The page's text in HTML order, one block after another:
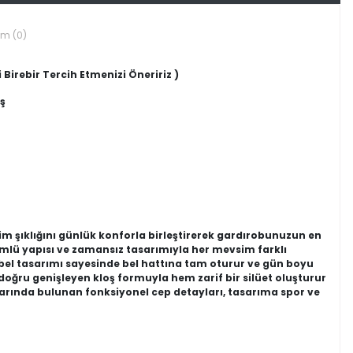
(0)
Birebir Tercih Etmenizi Öneririz )
şıklığını günlük konforla birleştirerek gardırobunuzun en
yapısı ve zamansız tasarımıyla her mevsim farklı
tasarımı sayesinde bel hattına tam oturur ve gün boyu
genişleyen kloş formuyla hem zarif bir silüet oluşturur
bulunan fonksiyonel cep detayları, tasarıma spor ve